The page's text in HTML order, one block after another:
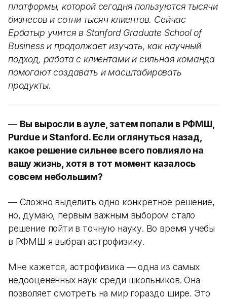
платформы, которой сегодня пользуются тысячи
бизнесов и сотни тысяч клиентов. Сейчас
Ербатыр учится в Stanford Graduate School of
Business и продолжает изучать, как научный
подход, работа с клиентами и сильная команда
помогают создавать и масштабировать
продукты.
— Вы выросли в ауле, затем попали в РФМШ,
Purdue и Stanford. Если оглянуться назад,
какое решение сильнее всего повлияло на
вашу жизнь, хотя в тот момент казалось
совсем небольшим?
— Сложно выделить одно конкретное решение,
но, думаю, первым важным выбором стало
решение пойти в точную науку. Во время учебы
в РФМШ я выбрал астрофизику.
Мне кажется, астрофизика — одна из самых
недооцененных наук среди школьников. Она
позволяет смотреть на мир гораздо шире. Это